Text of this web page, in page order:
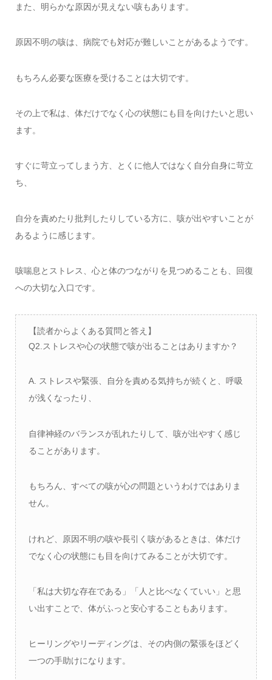
また、明らかな原因が見えない咳もあります。
原因不明の咳は、病院でも対応が難しいことがあるようです。
もちろん必要な医療を受けることは大切です。
その上で私は、体だけでなく心の状態にも目を向けたいと思い
ます。
すぐに苛立ってしまう方、とくに他人ではなく自分自身に苛立
ち、
自分を責めたり批判したりしている方に、咳が出やすいことが
あるように感じます。
咳喘息とストレス、心と体のつながりを見つめることも、回復
への大切な入口です。
【読者からよくある質問と答え】
Q2.ストレスや心の状態で咳が出ることはありますか？
A. ストレスや緊張、自分を責める気持ちが続くと、呼吸
が浅くなったり、
自律神経のバランスが乱れたりして、咳が出やすく感じ
ることがあります。
もちろん、すべての咳が心の問題というわけではありま
せん。
けれど、原因不明の咳や長引く咳があるときは、体だけ
でなく心の状態にも目を向けてみることが大切です。
「私は大切な存在である」「人と比べなくていい」と思
い出すことで、体がふっと安心することもあります。
ヒーリングやリーディングは、その内側の緊張をほどく
一つの手助けになります。